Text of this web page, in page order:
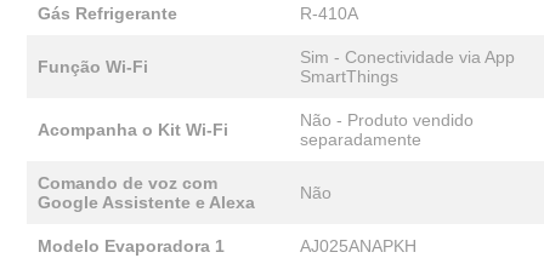
Gás Refrigerante R-410A
Função Wi-Fi
Sim - Conectividade via App
SmartThings
Acompanha o Kit Wi-Fi
Não - Produto vendido
separadamente
Comando de voz com
Google Assistente e Alexa
Não
Modelo Evaporadora 1 AJ025ANAPKH